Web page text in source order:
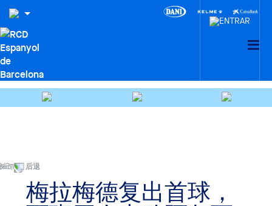
后退
梅拉梅德复出首球，